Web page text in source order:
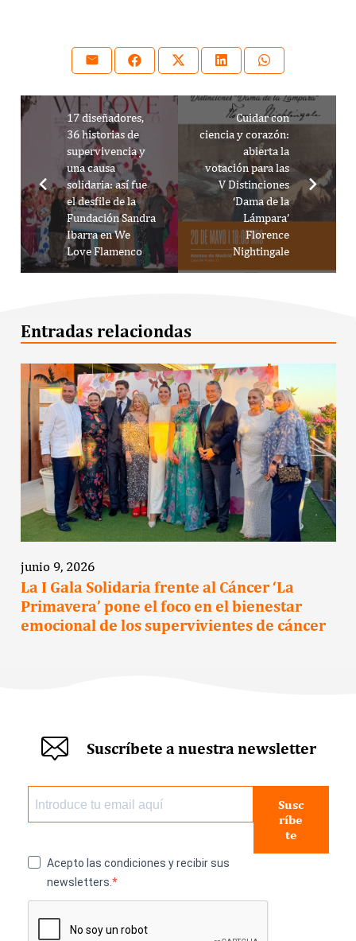
17 diseñadores,
36 historias de
supervivencia y
una causa
solidaria: así fue
el desfile de la
Fundación Sandra
Ibarra en We
Love Flamenco
Cuidar con
ciencia y corazón:
abierta la
votación para las
V Distinciones
‘Dama de la
Lámpara’
Florence
Nightingale
Entradas relaciondas
junio 9, 2026
La I Gala Solidaria frente al Cáncer ‘La
Primavera’ pone el foco en el bienestar
emocional de los supervivientes de cáncer
Suscríbete a nuestra newsletter
Susc
ríbe
te
Acepto las condiciones y recibir sus
newsletters.